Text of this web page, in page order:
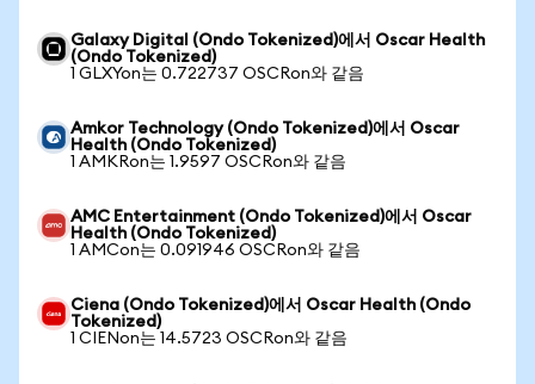
Galaxy Digital (Ondo Tokenized)에서 Oscar Health
(Ondo Tokenized)
1 GLXYon는 0.722737 OSCRon와 같음
Amkor Technology (Ondo Tokenized)에서 Oscar
Health (Ondo Tokenized)
1 AMKRon는 1.9597 OSCRon와 같음
AMC Entertainment (Ondo Tokenized)에서 Oscar
Health (Ondo Tokenized)
1 AMCon는 0.091946 OSCRon와 같음
Ciena (Ondo Tokenized)에서 Oscar Health (Ondo
Tokenized)
1 CIENon는 14.5723 OSCRon와 같음